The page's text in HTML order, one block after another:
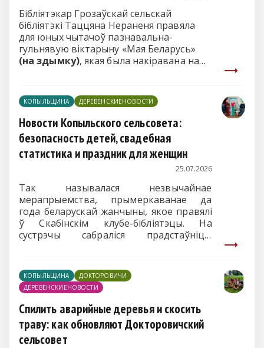
Бібліятэкар Грозаўскай сельскай
бібліятэкі Таццяна Нераненя правяла
для юных чытачоў пазнавальна-
гульнявую віктарыну «Мая Беларусь»
(на здымку), якая была накіравана на
прафілактычную гульню-вікта-рыну
«Тэрыторыя здароўя», дзе дзеці
прадэманстравалі свае веды пра
карысныя звычкі і правілы бяспекі.
КОПЫЛЬЩИНА ДЕРЕВЕНСКИЕНОВОСТИ
Новости Копыльского сельсовета:
безопасность детей, свадебная
статистика и праздник для женщин
25.07.2026
Так называлася незвычайнае
мерапрыемства, прымеркаванае да
года беларускай жанчыны, якое правялі
ў Скабінскім клубе-бібліятэцы. На
сустрэчы сабраліся прадстаўніцы
хатняга ачага. Госці былі ў захапленні ад
дэфіле яркіх касцюмаў
пасля лірычнай часткі грымнула
дыскатэка: тут гучалі і вальсы, і
заліхвацкая «Лявоніха», і сучасныя
рытмы.
КОПЫЛЬЩИНА
ДОКТОРОВИЧИ
ДЕРЕВЕНСКИЕНОВОСТИ
Спилить аварийные деревья и скосить
траву: как обновляют Докторовичский
сельсовет